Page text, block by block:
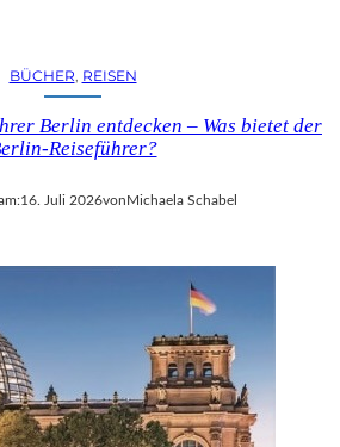
BÜCHER, REISEN
Berlin entdecken – Was bietet der
Reiseführer?
16. Juli 2026von Michaela Schabel